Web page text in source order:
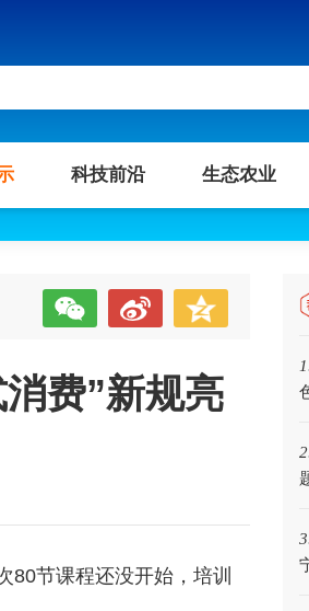
科技前沿 生态农业
费”新规亮
节课程还没开始，培训